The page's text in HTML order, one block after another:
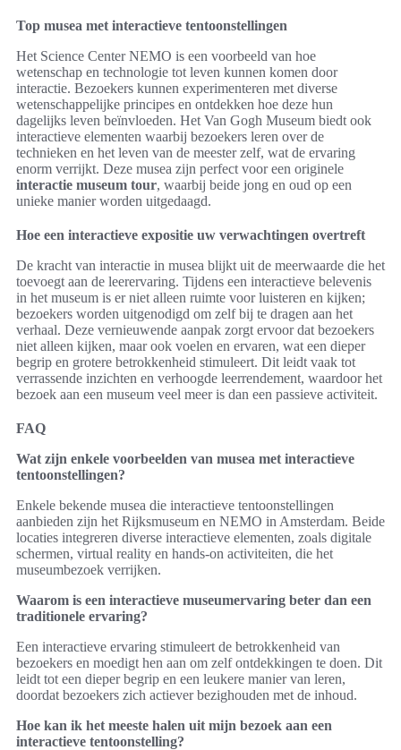
Top musea met interactieve tentoonstellingen
Het Science Center NEMO is een voorbeeld van hoe
wetenschap en technologie tot leven kunnen komen door
interactie. Bezoekers kunnen experimenteren met diverse
wetenschappelijke principes en ontdekken hoe deze hun
dagelijks leven beïnvloeden. Het Van Gogh Museum biedt ook
interactieve elementen waarbij bezoekers leren over de
technieken en het leven van de meester zelf, wat de ervaring
enorm verrijkt. Deze musea zijn perfect voor een originele
interactie museum tour, waarbij beide jong en oud op een
unieke manier worden uitgedaagd.
Hoe een interactieve expositie uw verwachtingen overtreft
De kracht van interactie in musea blijkt uit de meerwaarde die het
toevoegt aan de leerervaring. Tijdens een interactieve belevenis
in het museum is er niet alleen ruimte voor luisteren en kijken;
bezoekers worden uitgenodigd om zelf bij te dragen aan het
verhaal. Deze vernieuwende aanpak zorgt ervoor dat bezoekers
niet alleen kijken, maar ook voelen en ervaren, wat een dieper
begrip en grotere betrokkenheid stimuleert. Dit leidt vaak tot
verrassende inzichten en verhoogde leerrendement, waardoor het
bezoek aan een museum veel meer is dan een passieve activiteit.
FAQ
Wat zijn enkele voorbeelden van musea met interactieve
tentoonstellingen?
Enkele bekende musea die interactieve tentoonstellingen
aanbieden zijn het Rijksmuseum en NEMO in Amsterdam. Beide
locaties integreren diverse interactieve elementen, zoals digitale
schermen, virtual reality en hands-on activiteiten, die het
museumbezoek verrijken.
Waarom is een interactieve museumervaring beter dan een
traditionele ervaring?
Een interactieve ervaring stimuleert de betrokkenheid van
bezoekers en moedigt hen aan om zelf ontdekkingen te doen. Dit
leidt tot een dieper begrip en een leukere manier van leren,
doordat bezoekers zich actiever bezighouden met de inhoud.
Hoe kan ik het meeste halen uit mijn bezoek aan een
interactieve tentoonstelling?